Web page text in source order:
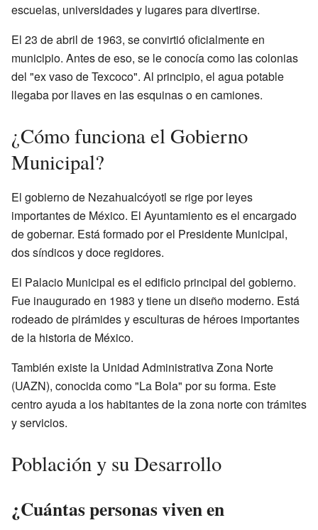
escuelas, universidades y lugares para divertirse.
El 23 de abril de 1963, se convirtió oficialmente en
municipio. Antes de eso, se le conocía como las colonias
del "ex vaso de Texcoco". Al principio, el agua potable
llegaba por llaves en las esquinas o en camiones.
¿Cómo funciona el Gobierno
Municipal?
El gobierno de Nezahualcóyotl se rige por leyes
importantes de México. El Ayuntamiento es el encargado
de gobernar. Está formado por el Presidente Municipal,
dos síndicos y doce regidores.
El Palacio Municipal es el edificio principal del gobierno.
Fue inaugurado en 1983 y tiene un diseño moderno. Está
rodeado de pirámides y esculturas de héroes importantes
de la historia de México.
También existe la Unidad Administrativa Zona Norte
(UAZN), conocida como "La Bola" por su forma. Este
centro ayuda a los habitantes de la zona norte con trámites
y servicios.
Población y su Desarrollo
¿Cuántas personas viven en